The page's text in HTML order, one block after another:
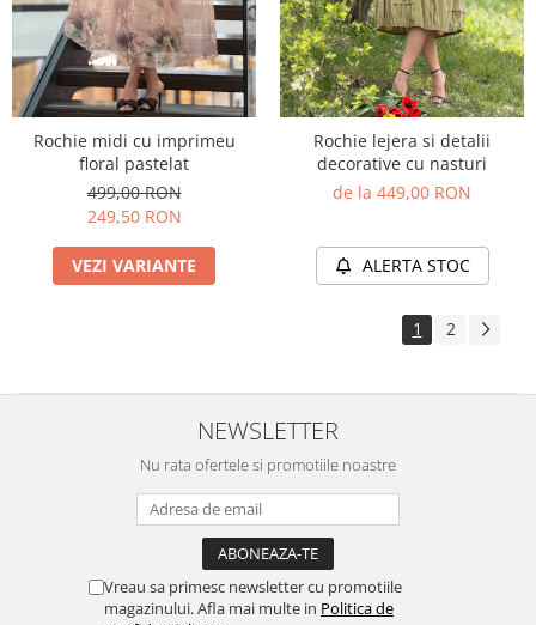
Rochie midi cu imprimeu
floral pastelat
499,00 RON
249,50 RON
VEZI VARIANTE
Rochie lejera si detalii
decorative cu nasturi
de la 449,00 RON
ALERTA STOC
1 2
NEWSLETTER
Nu rata ofertele si promotiile noastre
Vreau sa primesc newsletter cu promotiile
magazinului. Afla mai multe in Politica de